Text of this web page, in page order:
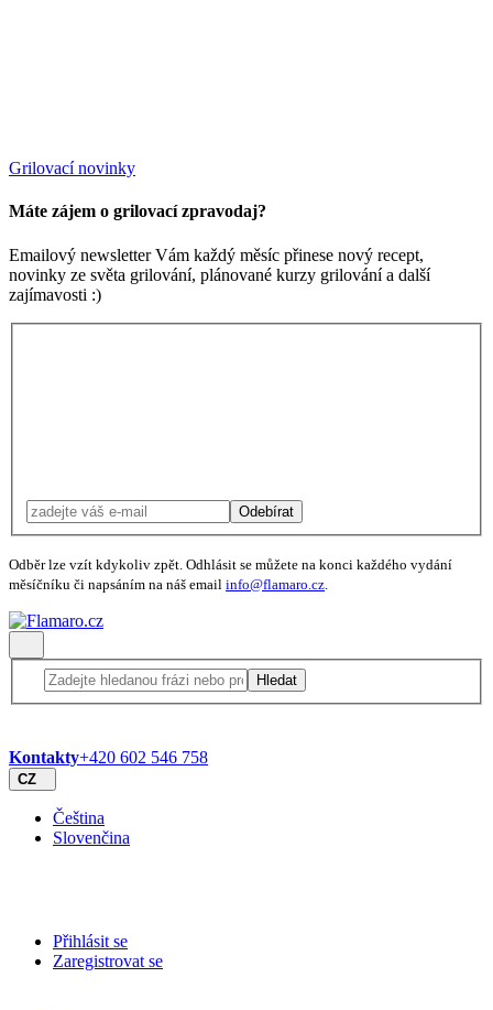
Grilovací novinky
Máte zájem o grilovací zpravodaj?
Emailový newsletter Vám každý měsíc přinese nový recept,
novinky ze světa grilování, plánované kurzy grilování a další
zajímavosti :)
Odebírat
Odběr lze vzít kdykoliv zpět. Odhlásit se můžete na konci každého vydání
měsíčníku či napsáním na náš email info@flamaro.cz.
Hledat
Kontakty+420 602 546 758
CZ
Čeština
Slovenčina
Přihlásit se
Zaregistrovat se